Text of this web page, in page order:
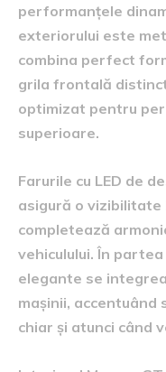
performanțele
exteriorului este
combina perfect
grila frontală
optimizat pentru
superioare.
Farurile cu LED de
asigură o vizibilitate
completează
vehiculului. În
elegante se
mașinii, accentuând
chiar și atunci când